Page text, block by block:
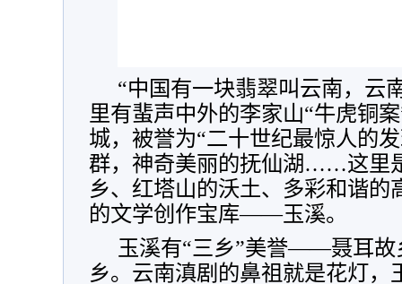
“中国有一块翡翠叫云南，云
里有蜚声中外的李家山“牛虎铜
城，被誉为“二十世纪最惊人的
群，神奇美丽的抚仙湖……这里
乡、红塔山的沃土、多彩和谐的
的文学创作宝库——玉溪。
玉溪有“三乡”美誉——聂耳故
乡。云南滇剧的鼻祖就是花灯，